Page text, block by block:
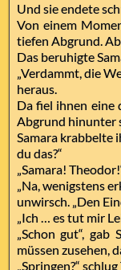
Und sie endete
Von einem
tiefen Abgrund.
Das beruhigte
„Verdammt, die
heraus.
Da fiel ihnen eine
Abgrund hinunter
Samara krabbelte
du das?“
„Samara!
„Na, wenigstens
unwirsch. „Den
„Ich … es tut mir
„Schon gut“, gab
müssen zusehen,
„Springen?“